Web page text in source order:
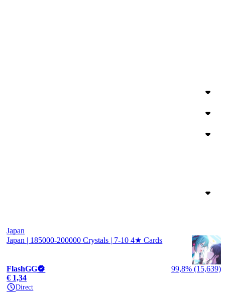
Japan
Japan | 185000-200000 Crystals | 7-10 4★ Cards
FlashGG
99,8% (15,639)
€ 1,34
Direct